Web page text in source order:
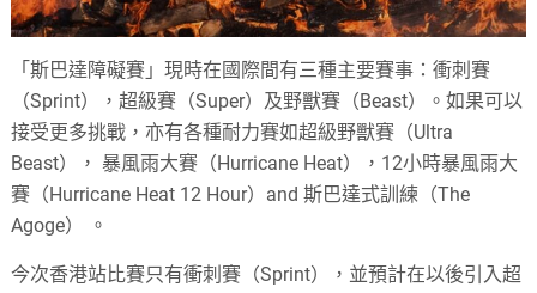
「斯巴達障礙賽」現時在國際間有三種主要賽事：衝刺賽
（Sprint），超級賽（Super）及野獸賽（Beast）。如果可以
接受更多挑戰，亦有各種耐力賽如超級野獸賽（Ultra
Beast）， 暴風雨大賽（Hurricane Heat），12小時暴風雨大
賽（Hurricane Heat 12 Hour）and 斯巴達式訓練（The
Agoge） 。
今次香港站比賽只有衝刺賽（Sprint），並預計在以後引入超